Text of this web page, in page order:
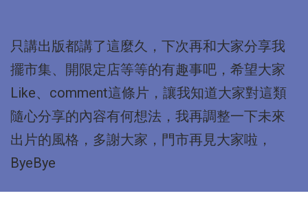
只講出版都講了這麼久，下次再和大家分享我
擺市集、開限定店等等的有趣事吧，希望大家
Like、comment這條片，讓我知道大家對這類
隨心分享的內容有何想法，我再調整一下未來
出片的風格，多謝大家，門市再見大家啦，
ByeBye